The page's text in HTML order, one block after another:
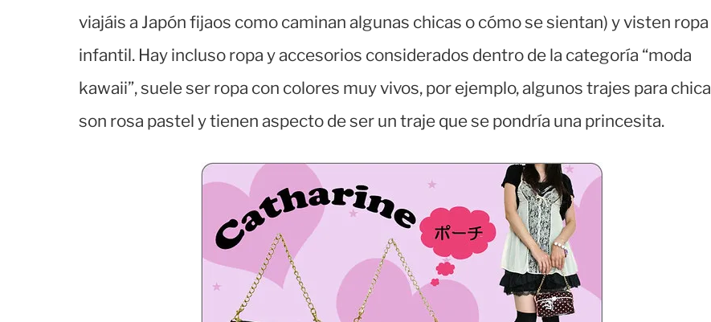
viajáis a Japón fijaos como caminan algunas chicas o cómo se sientan) y visten ropa
infantil. Hay incluso ropa y accesorios considerados dentro de la categoría “moda
kawaii”, suele ser ropa con colores muy vivos, por ejemplo, algunos trajes para chica
son rosa pastel y tienen aspecto de ser un traje que se pondría una princesita.